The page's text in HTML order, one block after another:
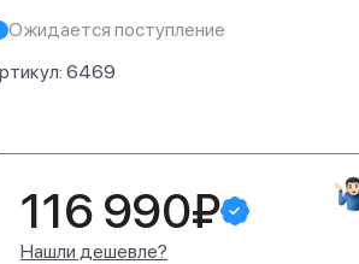
Ожидается поступление
6469
116 990₽
Нашли дешевле?